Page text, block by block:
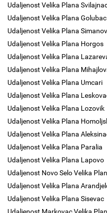
Udaljenost Velika Plana
Udaljenost Velika Plana Golubac
Udaljenost Velika Plana
Udaljenost Velika Plana Horgos
Udaljenost Velika Plana
Udaljenost Velika Plana
Udaljenost Velika Plana Umcari
Udaljenost Velika Plana
Udaljenost Velika Plana Lozovik
Udaljenost Velika Plana
Udaljenost Velika Plana
Udaljenost Velika Plana Paralia
Udaljenost Velika Plana Lapovo
Udaljenost Novo Selo Velika
Udaljenost Velika Plana
Udaljenost Velika Plana Sisevac